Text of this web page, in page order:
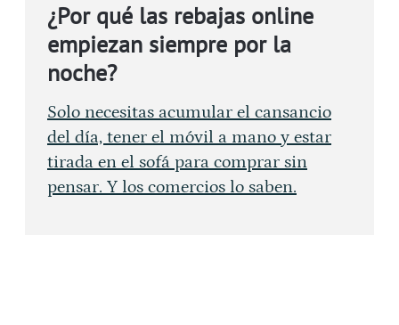
¿Por qué las rebajas online
empiezan siempre por la
noche?
Solo necesitas acumular el cansancio
del día, tener el móvil a mano y estar
tirada en el sofá para comprar sin
pensar. Y los comercios lo saben.